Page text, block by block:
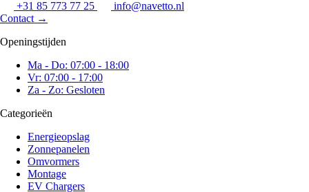
+31 85 773 77 25
info@navetto.nl
Contact →
Openingstijden
Ma - Do: 07:00 - 18:00
Vr: 07:00 - 17:00
Za - Zo: Gesloten
Categorieën
Energieopslag
Zonnepanelen
Omvormers
Montage
EV Chargers